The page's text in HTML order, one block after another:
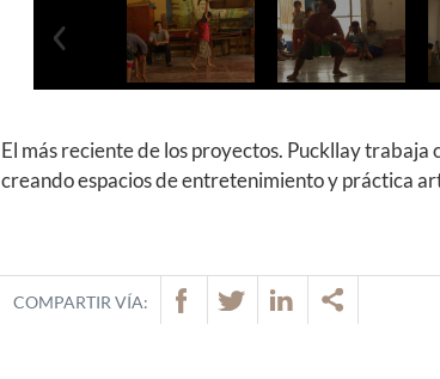
El más reciente de los proyectos. Puckllay
creando espacios de entretenimiento y práctica
COMPARTIR VÍA: